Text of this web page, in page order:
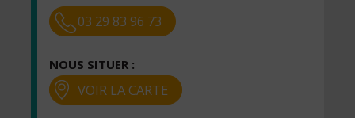
03 29 83 96 73
NOUS SITUER :
VOIR LA CARTE